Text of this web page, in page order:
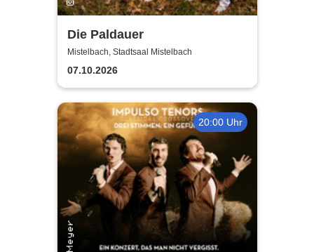
Die Paldauer
Mistelbach, Stadtsaal Mistelbach
07.10.2026
20:00 Uhr